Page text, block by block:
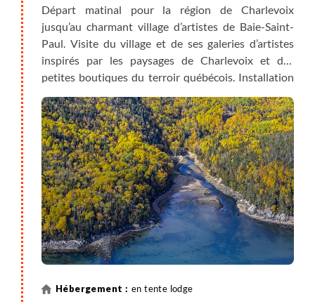
Départ matinal pour la région de Charlevoix
jusqu’au charmant village d’artistes de Baie-Saint-
Paul. Visite du village et de ses galeries d’artistes
inspirés par les paysages de Charlevoix et des
petites boutiques du terroir québécois. Installation
en chalet en fin de journée.
en tente lodge